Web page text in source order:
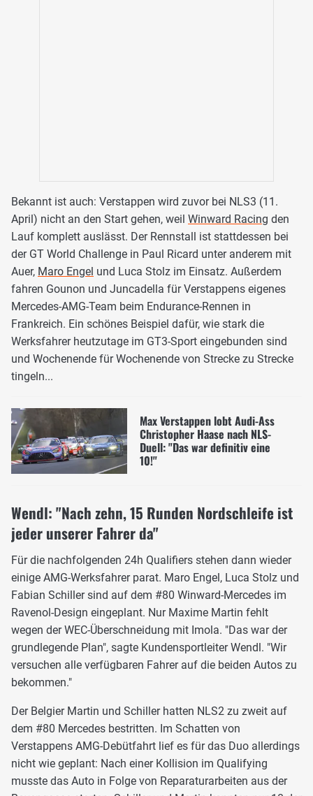
Bekannt ist auch: Verstappen wird zuvor bei NLS3 (11.
April) nicht an den Start gehen, weil Winward Racing den
Lauf komplett auslässt. Der Rennstall ist stattdessen bei
der GT World Challenge in Paul Ricard unter anderem mit
Auer, Maro Engel und Luca Stolz im Einsatz. Außerdem
fahren Gounon und Juncadella für Verstappens eigenes
Mercedes-AMG-Team beim Endurance-Rennen in
Frankreich. Ein schönes Beispiel dafür, wie stark die
Werksfahrer heutzutage im GT3-Sport eingebunden sind
und Wochenende für Wochenende von Strecke zu Strecke
tingeln...
Max Verstappen lobt Audi-Ass
Christopher Haase nach NLS-
Duell: "Das war definitiv eine
10!"
Wendl: "Nach zehn, 15 Runden Nordschleife ist
jeder unserer Fahrer da"
Für die nachfolgenden 24h Qualifiers stehen dann wieder
einige AMG-Werksfahrer parat. Maro Engel, Luca Stolz und
Fabian Schiller sind auf dem #80 Winward-Mercedes im
Ravenol-Design eingeplant. Nur Maxime Martin fehlt
wegen der WEC-Überschneidung mit Imola. "Das war der
grundlegende Plan", sagte Kundensportleiter Wendl. "Wir
versuchen alle verfügbaren Fahrer auf die beiden Autos zu
bekommen."
Der Belgier Martin und Schiller hatten NLS2 zu zweit auf
dem #80 Mercedes bestritten. Im Schatten von
Verstappens AMG-Debütfahrt lief es für das Duo allerdings
nicht wie geplant: Nach einer Kollision im Qualifying
musste das Auto in Folge von Reparaturarbeiten aus der